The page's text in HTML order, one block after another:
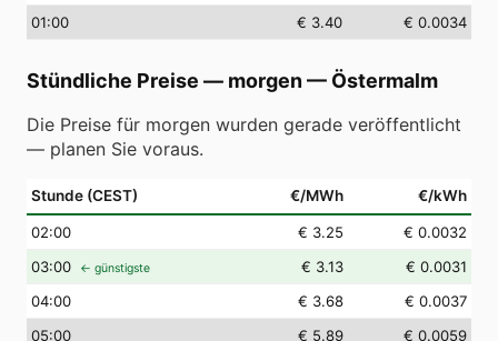
01:00 € 3.40 € 0.0034
Stündliche Preise — morgen — Östermalm
Die Preise für morgen wurden gerade veröffentlicht
— planen Sie voraus.
Stunde (CEST) €/MWh €/kWh
02:00 € 3.25
€ 0.0032
03:00 ← günstigste € 3.13
€ 0.0031
04:00 € 3.68
€ 0.0037
05:00 € 5.89
€ 0.0059